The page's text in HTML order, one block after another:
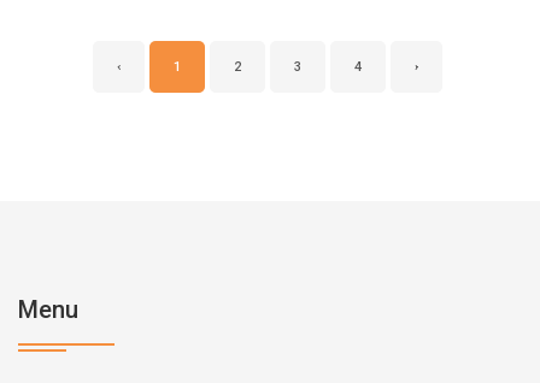
‹ 1 2 3 4 ›
Menu